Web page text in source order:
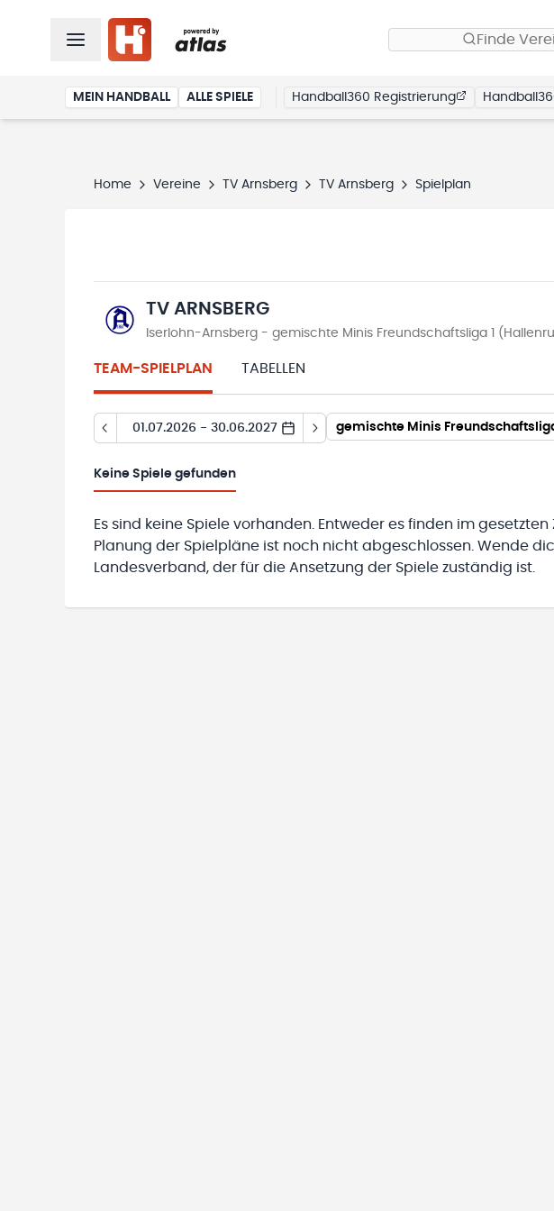
Finde
MEIN HANDBALL ALLE SPIELE Handball360 Registrierung
Home Vereine TV Arnsberg TV Arnsberg Spielplan
TV ARNSBERG
Iserlohn-Arnsberg - gemischte Minis Freundschaftsliga 1
TEAM-SPIELPLAN TABELLEN
01.07.2026 - 30.06.2027 gemischte Minis
Keine Spiele gefunden
Es sind keine Spiele vorhanden. Entweder es finden im
Planung der Spielpläne ist noch nicht abgeschlossen. Wende
Landesverband, der für die Ansetzung der Spiele zuständig ist.